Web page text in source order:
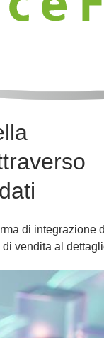
di integrazione
vendita al